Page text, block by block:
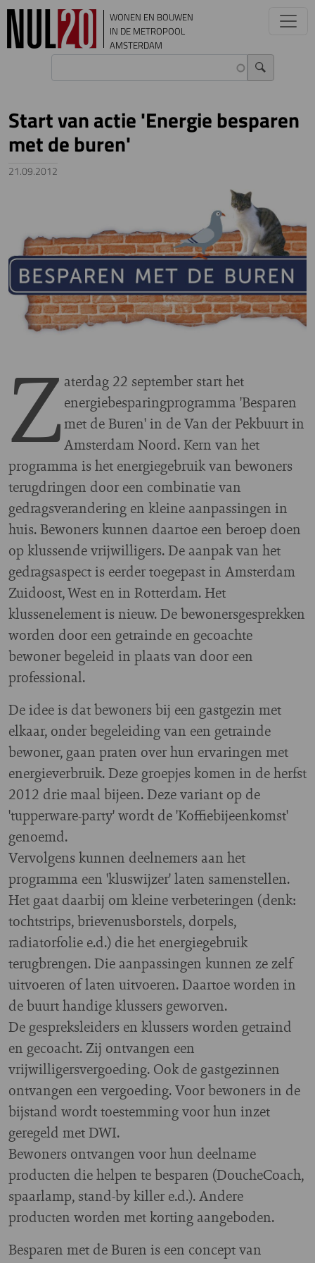
Overslaan en naar de inhoud gaan
WONEN EN BOUWEN
IN DE METROPOOL
AMSTERDAM
Start van actie 'Energie besparen
met de buren'
21.09.2012
Z aterdag 22 september start het
energiebesparingprogramma 'Besparen
met de Buren' in de Van der Pekbuurt in
Amsterdam Noord. Kern van het
programma is het energiegebruik van bewoners
terugdringen door een combinatie van
gedragsverandering en kleine aanpassingen in
huis. Bewoners kunnen daartoe een beroep doen
op klussende vrijwilligers. De aanpak van het
gedragsaspect is eerder toegepast in Amsterdam
Zuidoost, West en in Rotterdam. Het
klussenelement is nieuw. De bewonersgesprekken
worden door een getrainde en gecoachte
bewoner begeleid in plaats van door een
professional.
De idee is dat bewoners bij een gastgezin met
elkaar, onder begeleiding van een getrainde
bewoner, gaan praten over hun ervaringen met
energieverbruik. Deze groepjes komen in de herfst
2012 drie maal bijeen. Deze variant op de
'tupperware-party' wordt de 'Koffiebijeenkomst'
genoemd.
Vervolgens kunnen deelnemers aan het
programma een 'kluswijzer' laten samenstellen.
Het gaat daarbij om kleine verbeteringen (denk:
tochtstrips, brievenusborstels, dorpels,
radiatorfolie e.d.) die het energiegebruik
terugbrengen. Die aanpassingen kunnen ze zelf
uitvoeren of laten uitvoeren. Daartoe worden in
de buurt handige klussers geworven.
De gespreksleiders en klussers worden getraind
en gecoacht. Zij ontvangen een
vrijwilligersvergoeding. Ook de gastgezinnen
ontvangen een vergoeding. Voor bewoners in de
bijstand wordt toestemming voor hun inzet
geregeld met DWI.
Bewoners ontvangen voor hun deelname
producten die helpen te besparen (DoucheCoach,
spaarlamp, stand-by killer e.d.). Andere
producten worden met korting aangeboden.
Besparen met de Buren is een concept van